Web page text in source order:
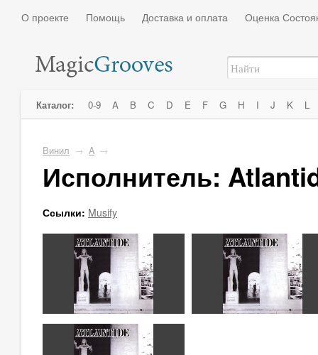
О проекте Помощь Доставка и оплата Оценка
Каталог: 0-9 A B C D E F G H I J K L
Винил → A →
Исполнитель:
Ссылки: Musify